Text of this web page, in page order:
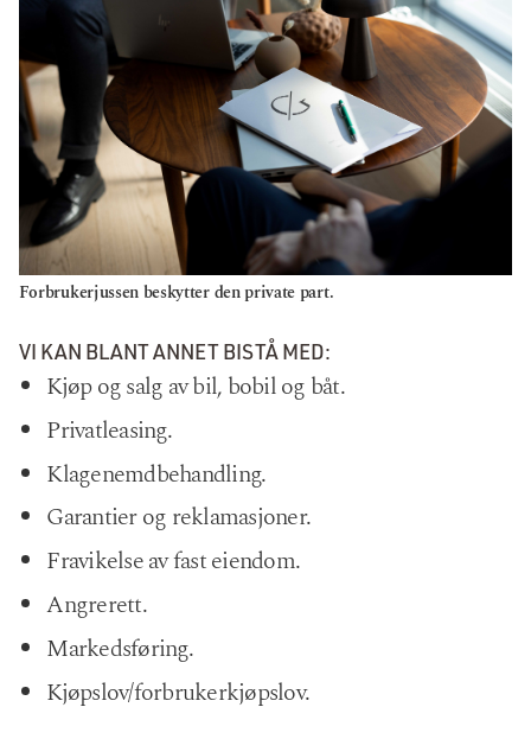
Forbrukerjussen beskytter den private part.
VI KAN BLANT ANNET BISTÅ MED:
Kjøp og salg av bil, bobil og båt.
Privatleasing.
Klagenemdbehandling.
Garantier og reklamasjoner.
Fravikelse av fast eiendom.
Angrerett.
Markedsføring.
Kjøpslov/forbrukerkjøpslov.